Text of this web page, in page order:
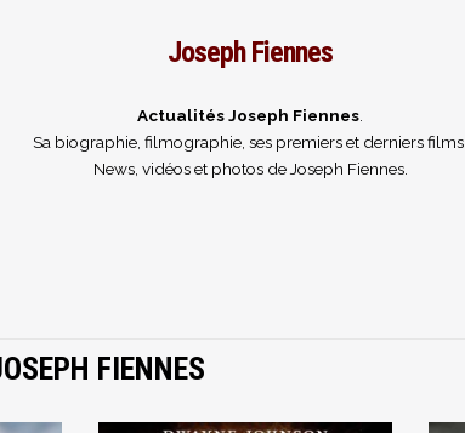
Joseph Fiennes
Actualités Joseph Fiennes
Sa biographie, filmographie, ses premiers et derniers films.
News, vidéos et photos de Joseph Fiennes.
FIENNES